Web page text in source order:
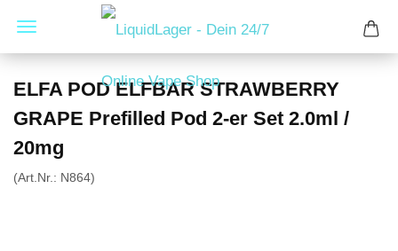
ELFA POD ELFBAR STRAWBERRY
GRAPE Prefilled Pod 2-er Set 2.0ml /
20mg
(Art.Nr.: N864)